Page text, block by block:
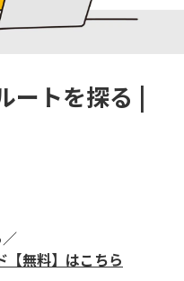
ートを探る |
【無料】はこちら